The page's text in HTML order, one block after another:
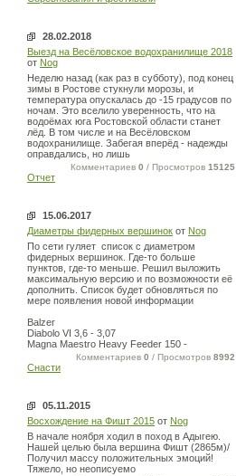
28.02.2018
Выезд на Весёловское водохранилище 2018
от Nog
Неделю назад (как раз в субботу), под конец
зимы в Ростове стукнули морозы, и
температура опускалась до -15 градусов по
ночам. Это вселило уверенность, что на
водоёмах юга Ростовской области станет
лёд. В том числе и на Весёловском
водохранилище. Забегая вперёд - надежды
оправдались, но лишь
Комментариев 0 / Просмотров 15125
Отчет
15.06.2017
Диаметры фидерных вершинок от Nog
По сети гуляет список с диаметром
фидерных вершинок. Где-то больше
пунктов, где-то меньше. Решил выложить
максимальную версию и по возможности её
дополнить. Список будет обновляться по
мере появления новой информации
Balzer
Diabolo VI 3,6 - 3,07
Magna Maestro Heavy Feeder 150 -
Комментариев 0 / Просмотров 8992
Снасти
05.11.2015
Восхождение на Фишт 2015 от Nog
В начале ноября ходил в поход в Адыгею.
Нашей целью была вершина Фишт (2865м)/
Получил массу положительных эмоций!
Тяжело, но неописуемо